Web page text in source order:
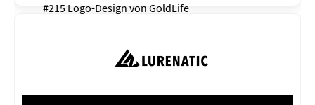
#215 Logo-Design von GoldLife